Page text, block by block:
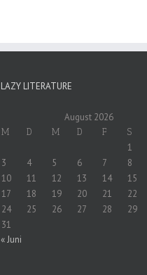
LAZY LITERATURE
August 2026
M D M D F S
1
3
4 5 6 7
8
10
11 12 13 14
15
17
18 19 20 21
22
24
25 26 27 28
29
31
« Juni